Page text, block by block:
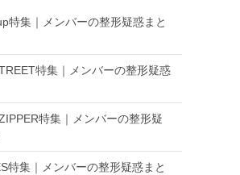
特集｜メンバーの整形疑惑まと
特集｜メンバーの整形疑惑
特集｜メンバーの整形疑
特集｜メンバーの整形疑惑まと